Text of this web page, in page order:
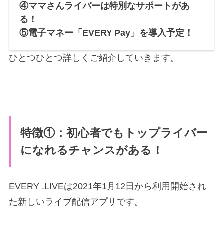
④ママさんライバーは特別なサポートがあ
る！
⑤電子マネー「EVERY Pay」を導入予定！
ひとつひとつ詳しくご紹介していきます。
特徴①：初心者でもトップライバー
になれるチャンスがある！
EVERY .LIVEは2021年1月12日から利用開始され
た新しいライブ配信アプリです。